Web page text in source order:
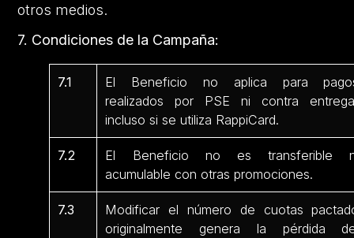
otros medios.
7. Condiciones de la Campaña:
7.1
El Beneficio no aplica para
realizados por PSE ni contra
incluso si se utiliza RappiCard.
7.2
El Beneficio no es transferible
acumulable con otras promociones.
7.3
Modificar el número de cuotas
originalmente genera la pérdida